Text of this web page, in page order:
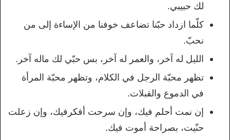
لك حبيبي.
كلّما ازداد حبّنا تضاعف خوفنا من الإساءة إلى من
نحبّ.
الليل له آخر، والعمر له آخر، بس حبّي لك ماله آخر.
تظهر محبّة الرجل في الكلام، وتظهر محبّة المرأة
في الدموع والقبلات.
إن نمت أحلم فيك، وإن سرحت أفكرفيك، وإن زعلت
حنّيت، بصراحة أموت فيك.